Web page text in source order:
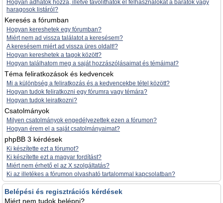
Hogyan adhatok hozzá, illetve távolíthatok el felhasználókat a barátok vagy
haragosok listáról?
Keresés a fórumban
Hogyan kereshetek egy fórumban?
Miért nem ad vissza találatot a keresésem?
A keresésem miért ad vissza üres oldalt!?
Hogyan kereshetek a tagok között?
Hogyan találhatom meg a saját hozzászólásaimat és témáimat?
Téma feliratkozások és kedvencek
Mi a különbség a feliratkozás és a kedvencekbe tétel között?
Hogyan tudok feliratkozni egy fórumra vagy témára?
Hogyan tudok leiratkozni?
Csatolmányok
Milyen csatolmányok engedélyezettek ezen a fórumon?
Hogyan érem el a saját csatolmányaimat?
phpBB 3 kérdések
Ki készítette ezt a fórumot?
Ki készítette ezt a magyar fordítást?
Miért nem érhető el az X szolgáltatás?
Ki az illetékes a fórumon olvasható tartalommal kapcsolatban?
Belépési és regisztrációs kérdések
Miért nem tudok belépni?